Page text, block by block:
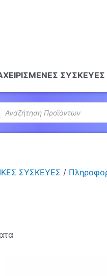
ΣΥΣΚΕΥΕΣ
ΣΥΣΚΕΥΕΣ /